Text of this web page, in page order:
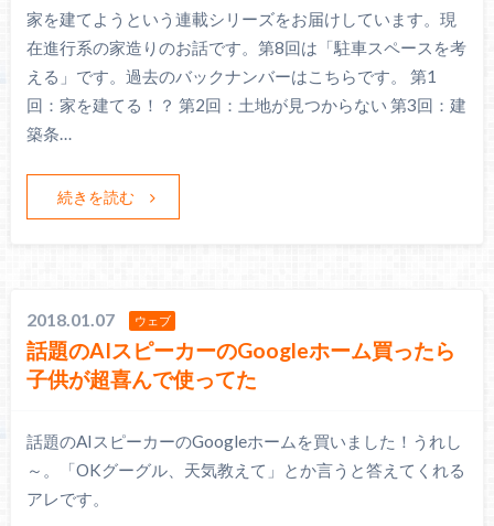
家を建てようという連載シリーズをお届けしています。現
在進行系の家造りのお話です。第8回は「駐車スペースを考
える」です。過去のバックナンバーはこちらです。 第1
回：家を建てる！？ 第2回：土地が見つからない 第3回：建
築条…
続きを読む
2018.01.07 ウェブ
話題のAIスピーカーのGoogleホーム買ったら
子供が超喜んで使ってた
話題のAIスピーカーのGoogleホームを買いました！うれし
～。「OKグーグル、天気教えて」とか言うと答えてくれる
アレです。